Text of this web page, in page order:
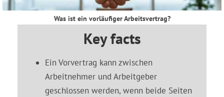
Was ist ein vorläufiger Arbeitsvertrag?
Key facts
Ein Vorvertrag kann zwischen
Arbeitnehmer und Arbeitgeber
geschlossen werden, wenn beide Seiten